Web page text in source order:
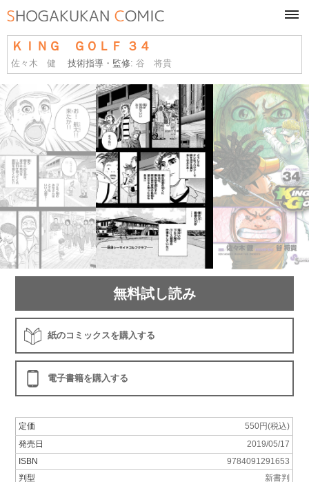
ＫＩＮＧ ＧＯＬＦ ３４
佐々木 健 技術指導・監修:谷 将貴
無料試し読み
紙のコミックスを購入する
電子書籍を購入する
定価
550円(税込)
発売日
2019/05/17
ISBN
9784091291653
判型
新書判